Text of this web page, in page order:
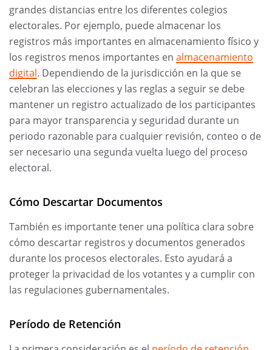
grandes distancias entre los diferentes colegios
electorales. Por ejemplo, puede almacenar los
registros más importantes en almacenamiento físico y
los registros menos importantes en almacenamiento
digital. Dependiendo de la jurisdicción en la que se
celebran las elecciones y las reglas a seguir se debe
mantener un registro actualizado de los participantes
para mayor transparencia y seguridad durante un
periodo razonable para cualquier revisión, conteo o de
ser necesario una segunda vuelta luego del proceso
electoral.
Cómo Descartar Documentos
También es importante tener una política clara sobre
cómo descartar registros y documentos generados
durante los procesos electorales. Esto ayudará a
proteger la privacidad de los votantes y a cumplir con
las regulaciones gubernamentales.
Período de Retención